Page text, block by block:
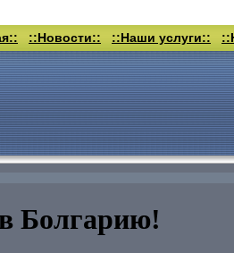
::Новости:: ::Наши услуги::
Болгарию!